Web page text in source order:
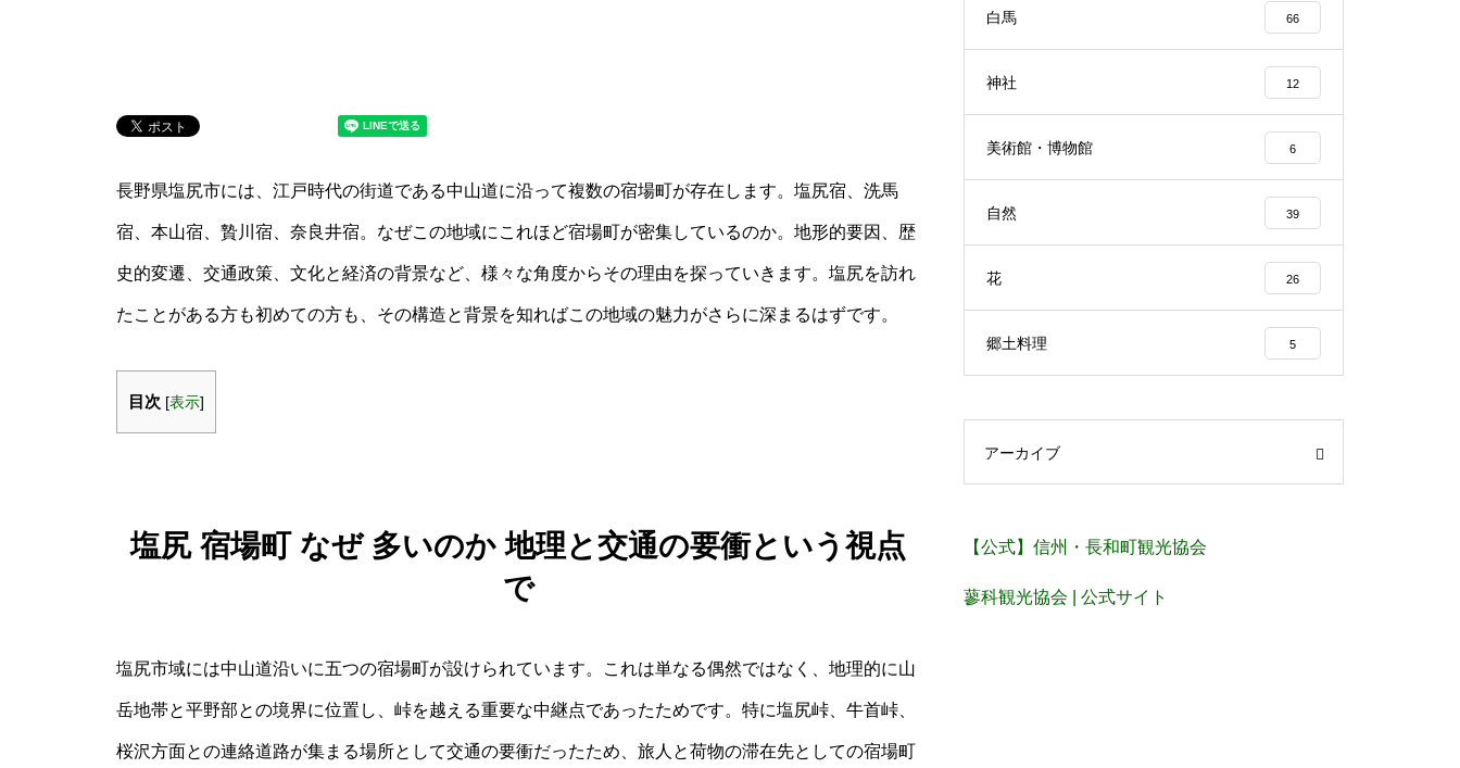
長野県塩尻市には、江戸時代の街道である中山道に沿って複数の宿場町が存在します。塩尻宿、洗馬
宿、本山宿、贄川宿、奈良井宿。なぜこの地域にこれほど宿場町が密集しているのか。地形的要因、歴
史的変遷、交通政策、文化と経済の背景など、様々な角度からその理由を探っていきます。塩尻を訪れ
たことがある方も初めての方も、その構造と背景を知ればこの地域の魅力がさらに深まるはずです。
目次 [表示]
塩尻 宿場町 なぜ 多いのか 地理と交通の要衝という視点
で
塩尻市域には中山道沿いに五つの宿場町が設けられています。これは単なる偶然ではなく、地理的に山
岳地帯と平野部との境界に位置し、峠を越える重要な中継点であったためです。特に塩尻峠、牛首峠、
桜沢方面との連絡道路が集まる場所として交通の要衝だったため、旅人と荷物の滞在先としての宿場町
白馬 66
神社 12
美術館・博物館 6
自然 39
花 26
郷土料理 5
アーカイブ
【公式】信州・長和町観光協会
蓼科観光協会 | 公式サイト